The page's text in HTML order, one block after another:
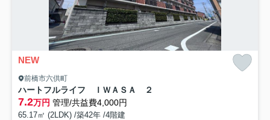
NEW
前橋市六供町
ハートフルライフ ＩＷＡＳＡ ２
7.2万円 管理/共益費4,000円
65.17㎡ (2LDK) /築42年 /4階建